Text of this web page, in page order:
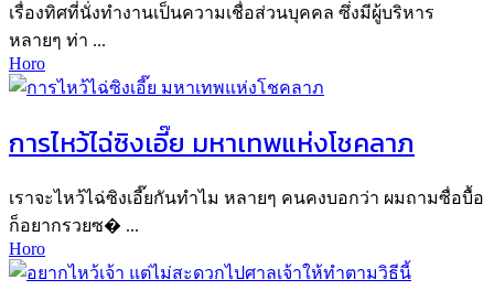
เรื่องทิศที่นั่งทำงานเป็นความเชื่อส่วนบุคคล ซึ่งมีผู้บริหาร
หลายๆ ท่า ...
Horo
การไหว้ไฉ่ซิงเอี๊ย มหาเทพแห่งโชคลาภ
เราจะไหว้ไฉ่ซิงเอี๊ยกันทำไม หลายๆ คนคงบอกว่า ผมถามซื่อบื้อ
ก็อยากรวยซ� ...
Horo